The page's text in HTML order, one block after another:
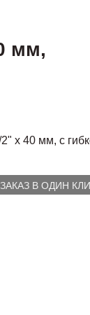
мм,
х 40 мм, с
ЗАКАЗ В ОДИН